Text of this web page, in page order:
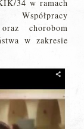
34 w ramach
Współpracy
chorobom
w zakresie